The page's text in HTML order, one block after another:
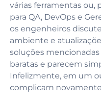
várias ferramentas ou,
para QA, DevOps e
os engenheiros
ambiente e
soluções
baratas e parecem
Infelizmente, em um
complicam